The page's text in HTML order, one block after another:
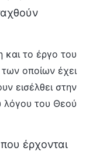
το έργο του
οποίων έχει
εισέλθει στην
λόγου του Θεού
έρχονται